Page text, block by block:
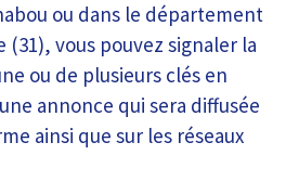
ou dans le département
(31), vous pouvez signaler la
ou de plusieurs clés en
annonce qui sera diffusée
ainsi que sur les réseaux